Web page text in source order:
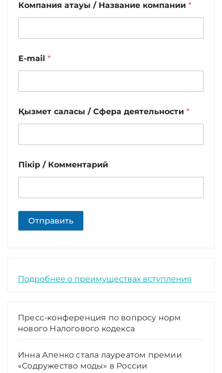
Компания атауы / Название компании *
E-mail *
Қызмет саласы / Сфера деятельности *
Пікір / Комментарий
Отправить
Подробнее о преимуществах вступления
Пресс-конференция по вопросу норм
нового Налогового кодекса
Инна Апенко стала лауреатом премии
«Содружество моды» в России